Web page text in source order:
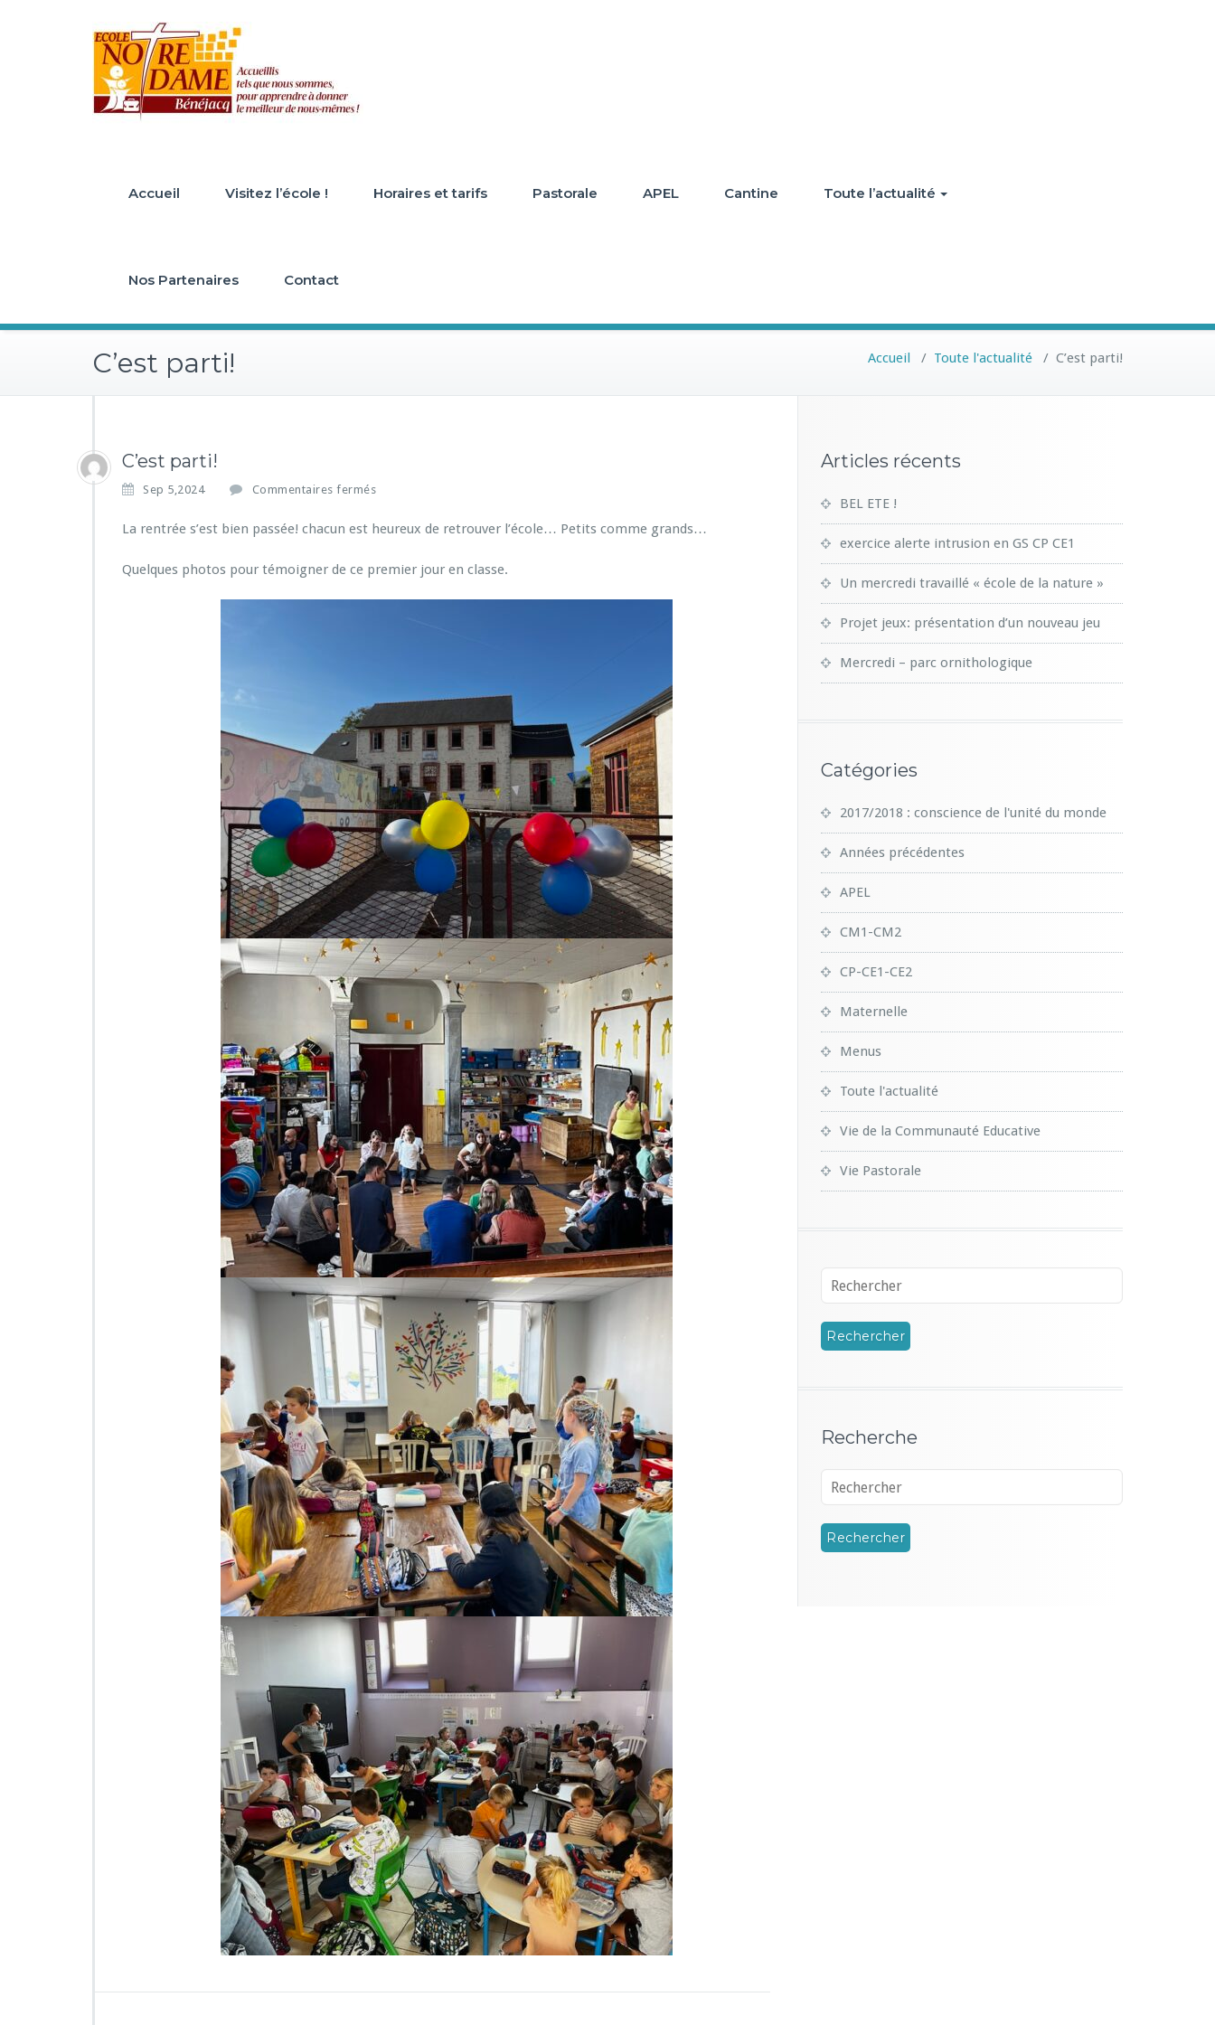
Accueil Visitez l’école ! Horaires et tarifs Pastorale APEL Cantine Toute l’actualité
Nos Partenaires Contact
C’est parti! Accueil / Toute l'actualité / C’est parti!
C’est parti!
Sep 5,2024 Commentaires fermés
r
t
p
La rentrée s’est bien passée! chacun est heureux de retrouver l’école… Petits comme grands…
Quelques photos pour témoigner de ce premier jour en classe.
Articles récents
BEL ETE !
exercice alerte intrusion en GS CP CE1
Un mercredi travaillé « école de la nature »
Projet jeux: présentation d’un nouveau jeu
Mercredi – parc ornithologique
Catégories
2017/2018 : conscience de l'unité du monde
Années précédentes
APEL
CM1-CM2
CP-CE1-CE2
Maternelle
Menus
Toute l'actualité
Vie de la Communauté Educative
Vie Pastorale
Recherche